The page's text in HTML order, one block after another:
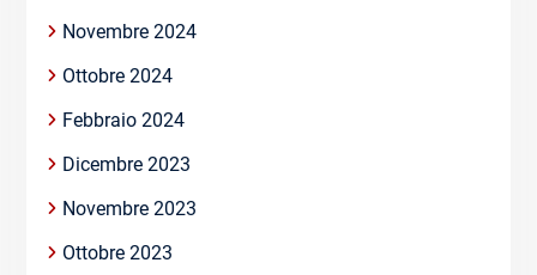
Novembre 2024
Ottobre 2024
Febbraio 2024
Dicembre 2023
Novembre 2023
Ottobre 2023